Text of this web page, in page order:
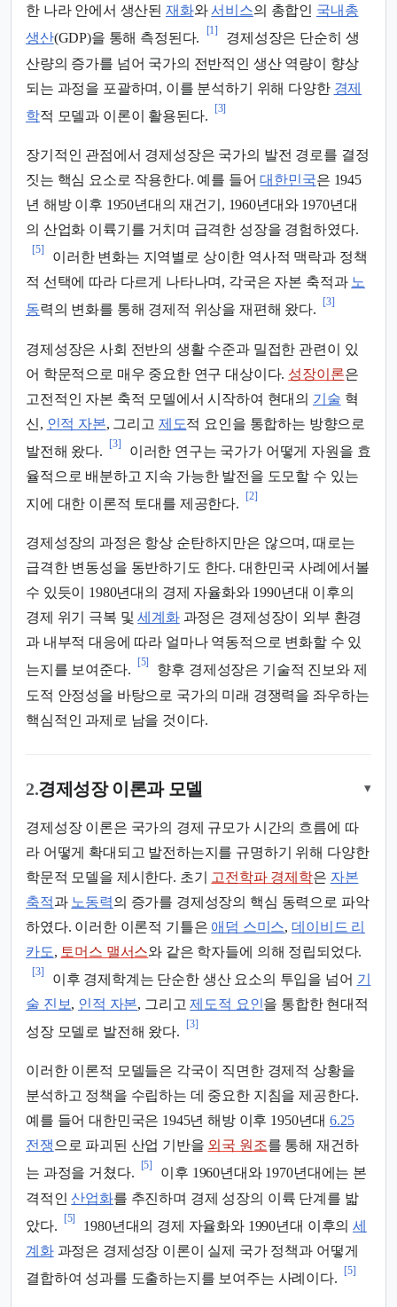
한 나라 안에서 생산된 재화와서비스의 총합인 국내총
생산(GDP)을 통해 측정된다.
[1]
경제성장은 단순히 생
산량의 증가를 넘어 국가의 전반적인 생산 역량이 향상
되는 과정을 포괄하며, 이를 분석하기 위해 다양한 경제
학적 모델과 이론이 활용된다.
[3]
장기적인 관점에서 경제성장은 국가의 발전 경로를 결정
짓는 핵심 요소로 작용한다. 예를 들어대한민국은 1945
년 해방 이후 1950년대의 재건기, 1960년대와 1970년대
의 산업화 이륙기를 거치며 급격한 성장을 경험하였다.
[5]
이러한 변화는 지역별로 상이한 역사적 맥락과 정책
적 선택에 따라 다르게 나타나며, 각국은 자본 축적과 노
동력의 변화를 통해 경제적 위상을 재편해 왔다.
[3]
경제성장은 사회 전반의 생활 수준과 밀접한 관련이 있
어 학문적으로 매우 중요한 연구 대상이다. 성장이론은
고전적인 자본 축적 모델에서 시작하여 현대의 기술 혁
신, 인적 자본, 그리고 제도적 요인을 통합하는 방향으로
발전해 왔다.
[3]
이러한 연구는 국가가 어떻게 자원을 효
율적으로 배분하고 지속 가능한 발전을 도모할 수 있는
지에 대한 이론적 토대를 제공한다.
[2]
경제성장의 과정은 항상 순탄하지만은 않으며, 때로는
급격한 변동성을 동반하기도 한다. 대한민국 사례에서볼
수 있듯이 1980년대의 경제 자율화와 1990년대 이후의
경제 위기 극복 및세계화과정은 경제성장이 외부 환경
과 내부적 대응에 따라 얼마나 역동적으로 변화할 수 있
는지를 보여준다.
[5]
향후 경제성장은 기술적 진보와 제
도적 안정성을 바탕으로 국가의 미래 경쟁력을 좌우하는
핵심적인 과제로 남을 것이다.
2.경제성장 이론과 모델 ▾
경제성장 이론은 국가의 경제 규모가 시간의 흐름에 따
라 어떻게 확대되고 발전하는지를 규명하기 위해 다양한
학문적 모델을 제시한다. 초기
고전학파 경제학은 자본
축적과 노동력의 증가를 경제성장의 핵심 동력으로 파악
하였다. 이러한 이론적 기틀은 애덤 스미스,데이비드 리
카도, 토머스 맬서스와 같은 학자들에 의해 정립되었다.
[3]
이후 경제학계는 단순한 생산 요소의 투입을 넘어 기
술 진보, 인적 자본, 그리고제도적 요인을 통합한 현대적
성장 모델로 발전해 왔다.
[3]
이러한 이론적 모델들은 각국이 직면한 경제적 상황을
분석하고 정책을 수립하는 데 중요한 지침을 제공한다.
예를 들어 대한민국은 1945년 해방 이후 1950년대6.25
전쟁으로 파괴된 산업 기반을 외국 원조를 통해 재건하
는 과정을 거쳤다.
[5]
이후 1960년대와 1970년대에는 본
격적인산업화를 추진하며 경제 성장의 이륙 단계를 밟
았다.
[5]
1980년대의 경제 자율화와 1990년대 이후의세
계화과정은 경제성장 이론이 실제 국가 정책과 어떻게
결합하여 성과를 도출하는지를 보여주는 사례이다.
[5]